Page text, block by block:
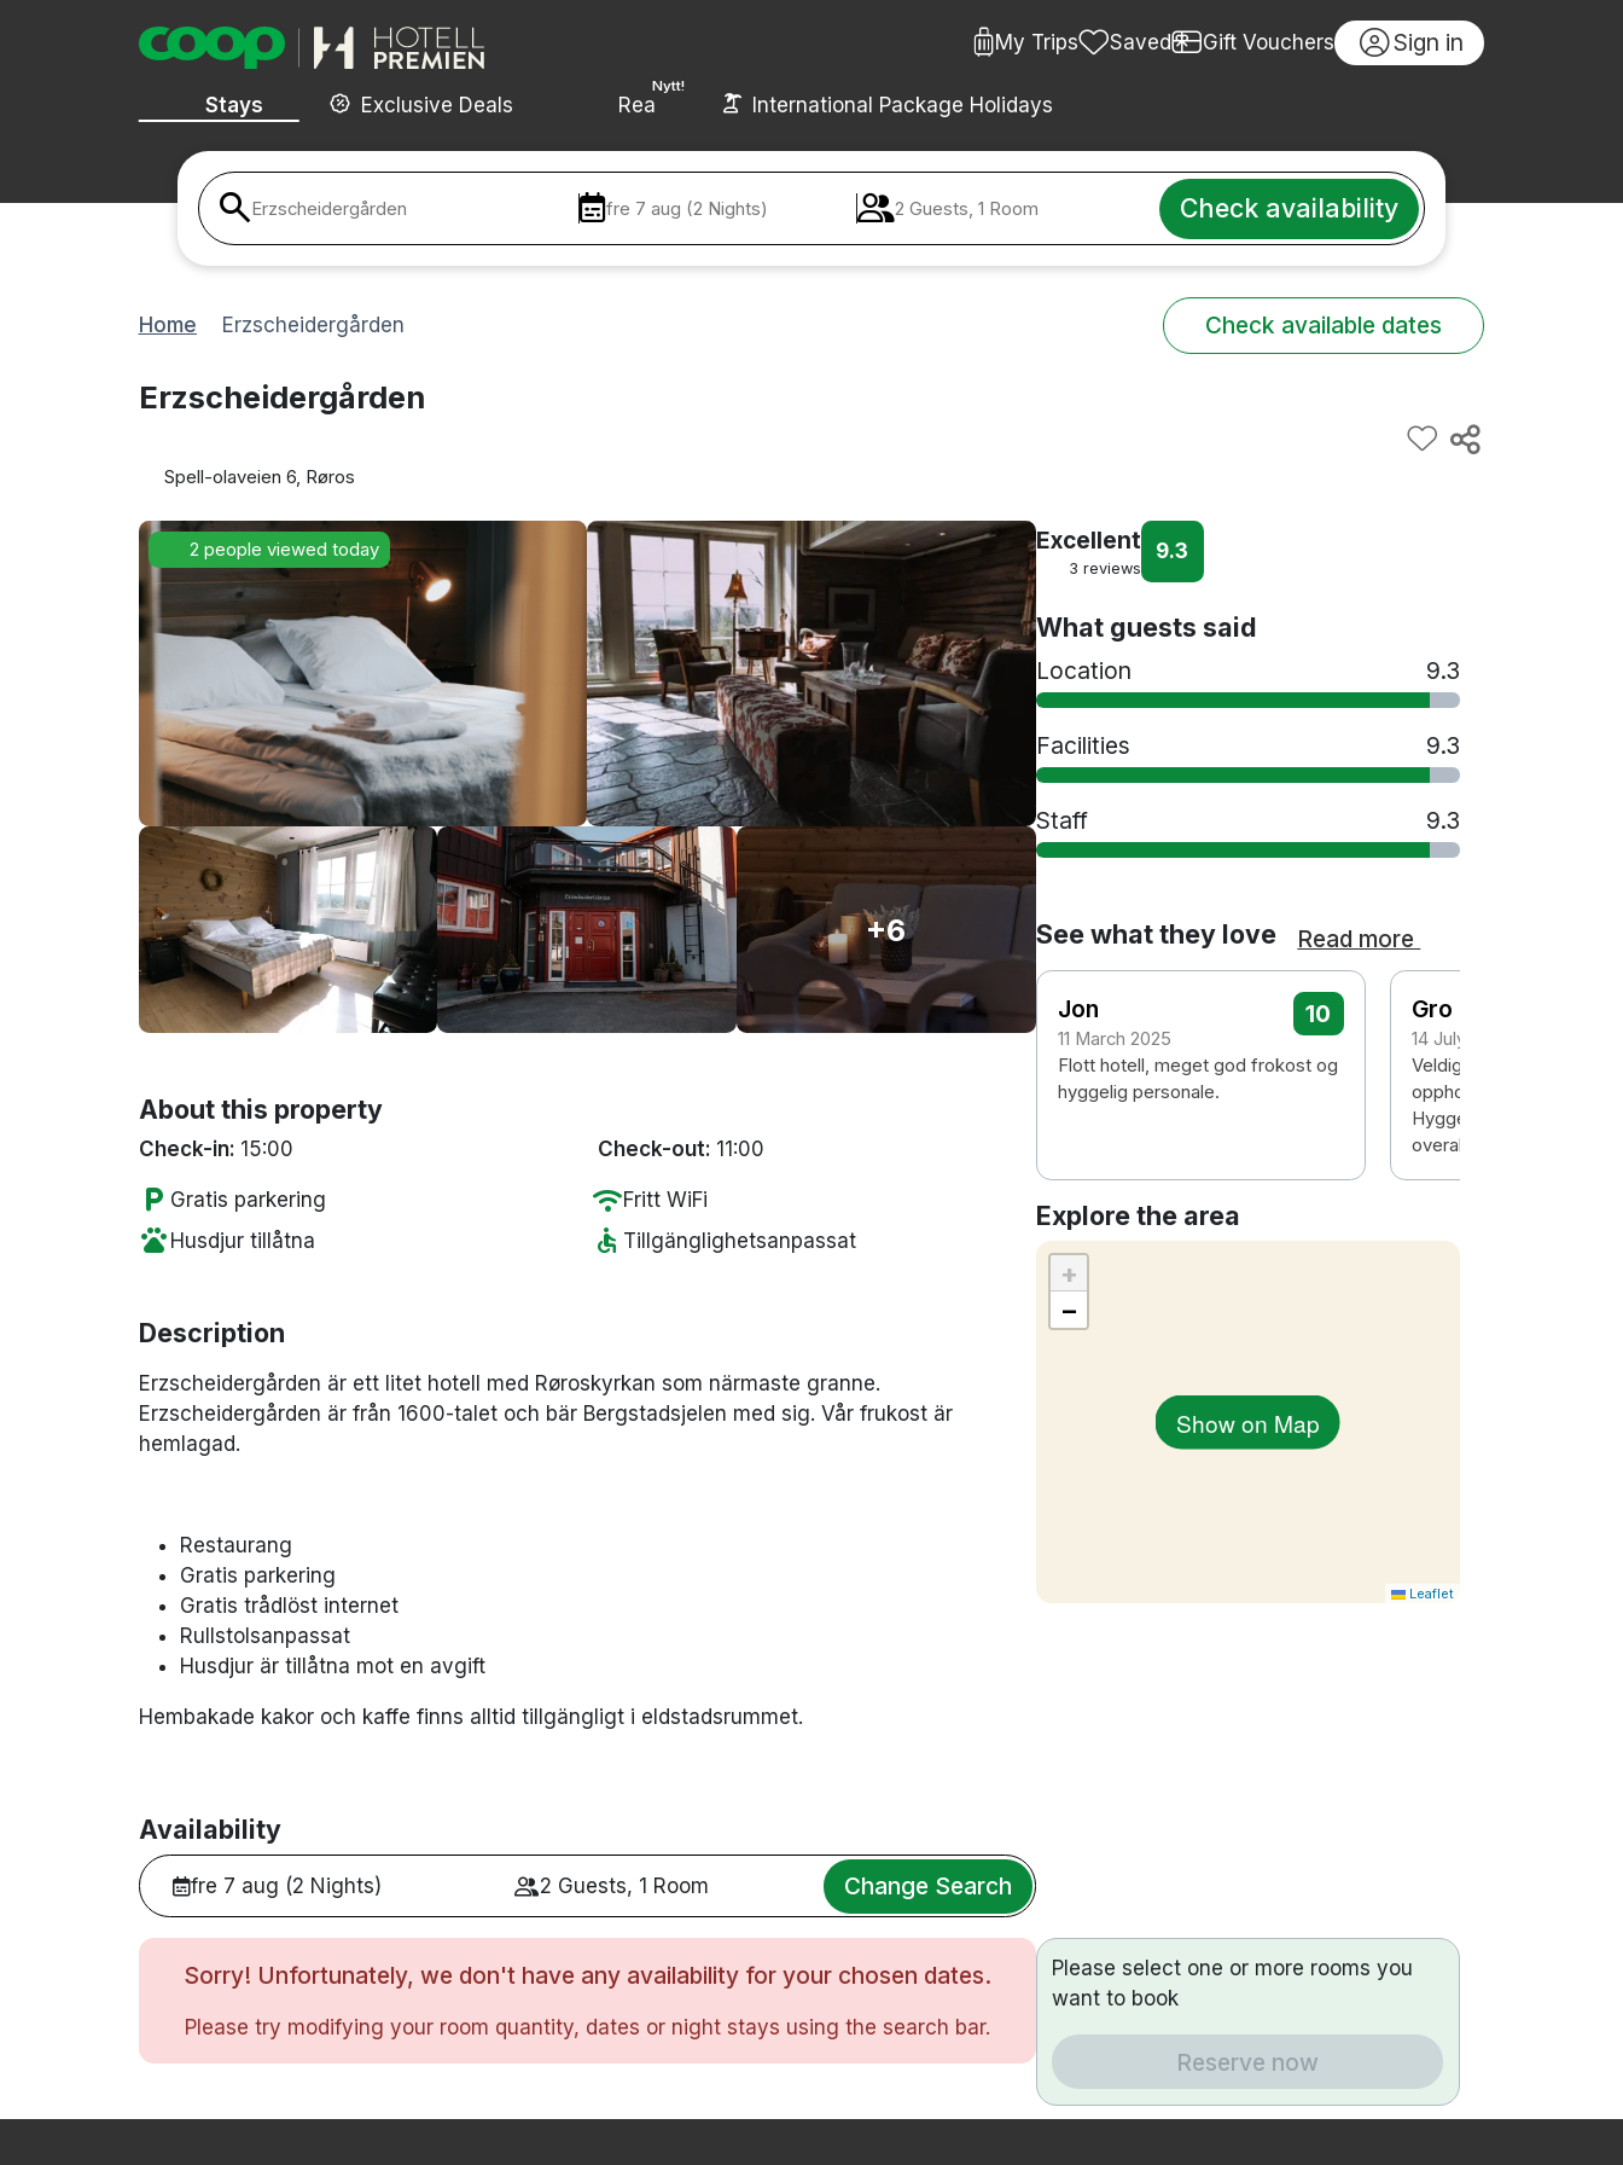
My Trips Saved Gift Vouchers Sign in
Stays Exclusive Deals
Nytt!
Rea International Package Holidays
Erzscheidergården fre 7 aug (2 Nights) 2 Guests, 1 Room Check availability
Home Erzscheidergården Check available dates
Erzscheidergården
Spell-olaveien 6, Røros
2 people viewed today
+6
About this property
Check-in: 15:00 Check-out: 11:00
local_parking Gratis parkering wifiFritt WiFi
pets Husdjur tillåtna accessible Tillgänglighetsanpassat
Description
Erzscheidergården är ett litet hotell med Røroskyrkan som närmaste granne.
Erzscheidergården är från 1600-talet och bär Bergstadsjelen med sig. Vår frukost är
hemlagad.
Restaurang
Gratis parkering
Gratis trådlöst internet
Rullstolsanpassat
Husdjur är tillåtna mot en avgift
Hembakade kakor och kaffe finns alltid tillgängligt i eldstadsrummet.
Availability
fre 7 aug (2 Nights) 2 Guests, 1 Room Change Search
Sorry! Unfortunately, we don't have any availability for your chosen dates.
Please try modifying your room quantity, dates or night stays using the search bar.
Excellent
3 reviews
9.3
What guests said
Location 9.3
Facilities 9.3
Staff 9.3
See what they love Read more
Jon
11 March 2025
10
Flott hotell, meget god frokost og
hyggelig personale.
Gro
14 July 2024
Veldig koselig hotell,
oppholdsrom. Nydelig
Hyggelige ansatte. Rent
overalt.
Explore the area
Show on Map
+
−
Leaflet
Please select one or more rooms you
want to book
Reserve now